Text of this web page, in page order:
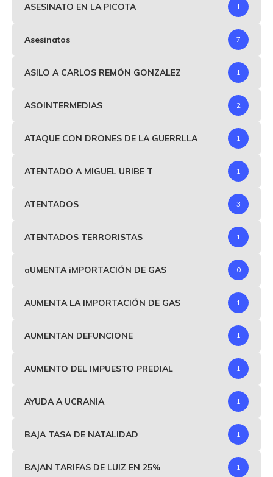
ASESINATO EN LA PICOTA 1
Asesinatos 7
ASILO A CARLOS REMÓN GONZALEZ 1
ASOINTERMEDIAS 2
ATAQUE CON DRONES DE LA GUERRLLA 1
ATENTADO A MIGUEL URIBE T 1
ATENTADOS 3
ATENTADOS TERRORISTAS 1
aUMENTA iMPORTACIÓN DE GAS 0
AUMENTA LA IMPORTACIÓN DE GAS 1
AUMENTAN DEFUNCIONE 1
AUMENTO DEL IMPUESTO PREDIAL 1
AYUDA A UCRANIA 1
BAJA TASA DE NATALIDAD 1
BAJAN TARIFAS DE LUIZ EN 25% 1